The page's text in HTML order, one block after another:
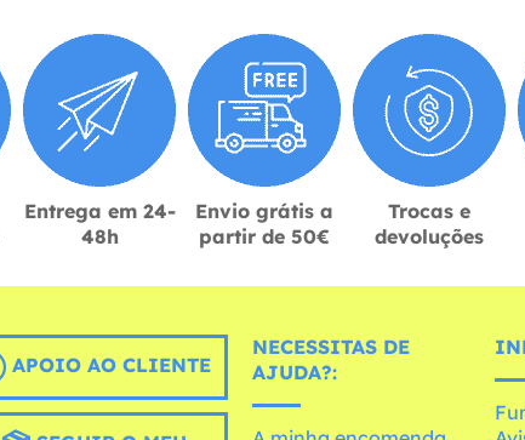
Entrega em 24-
48h
Envio grátis a
partir de 50€
Trocas e
devoluções
APOIO AO CLIENTE
NECESSITAS DE
AJUDA?: